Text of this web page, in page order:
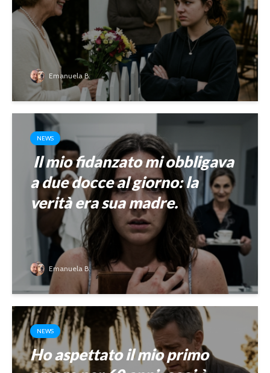
Emanuela B.
NEWS
Il mio fidanzato mi obbligava
a due docce al giorno: la
verità era sua madre.
Emanuela B.
NEWS
Ho aspettato il mio primo